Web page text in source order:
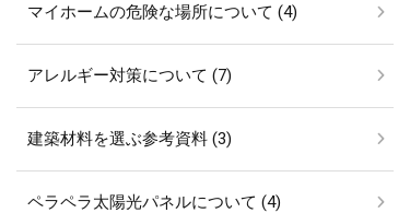
マイホームの危険な場所について (4)
アレルギー対策について (7)
建築材料を選ぶ参考資料 (3)
ペラペラ太陽光パネルについて (4)